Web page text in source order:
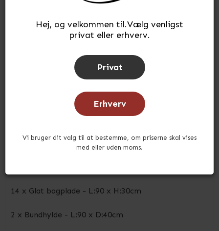
Hej, og velkommen til.Vælg venligst
privat eller erhverv.
Privat
Erhverv
Vi bruger dit valg til at bestemme, om priserne skal vises
med eller uden moms.
2 x Gondolsøjle til EBU butiksreol - H:220 cm
14 x Glat bagplade - L:90 x H:30cm
2 x Bundhylde - L:90 x D:40cm